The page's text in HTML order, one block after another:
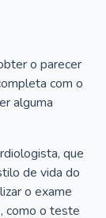
o parecer
com o
alguma
que
de vida do
o exame
como o teste